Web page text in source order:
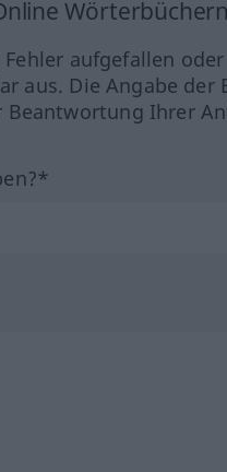
aufgefallen
aus. Die Angabe
Ihrer